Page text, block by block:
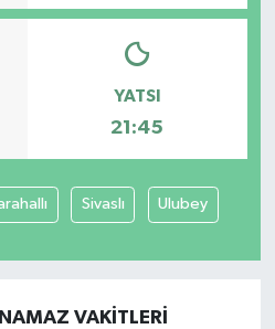
YATSI
21:45
Sivaslı Ulubey
VAKITLERI